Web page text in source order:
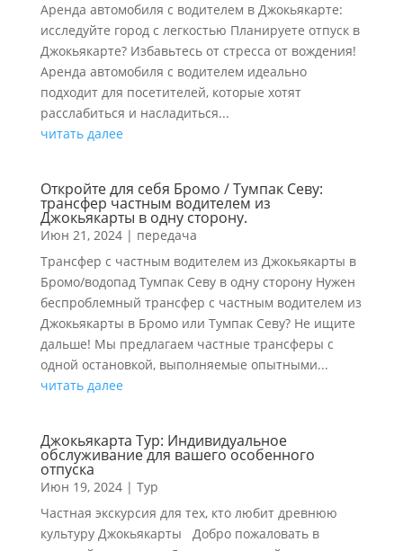
Аренда автомобиля с водителем в Джокьякарте:
исследуйте город с легкостью Планируете отпуск в
Джокьякарте? Избавьтесь от стресса от вождения!
Аренда автомобиля с водителем идеально
подходит для посетителей, которые хотят
расслабиться и насладиться...
читать далее
Откройте для себя Бромо / Тумпак Севу:
трансфер частным водителем из
Джокьякарты в одну сторону.
Июн 21, 2024| передача
Трансфер с частным водителем из Джокьякарты в
Бромо/водопад Тумпак Севу в одну сторону Нужен
беспроблемный трансфер с частным водителем из
Джокьякарты в Бромо или Тумпак Севу? Не ищите
дальше! Мы предлагаем частные трансферы с
одной остановкой, выполняемые опытными...
читать далее
Джокьякарта Тур: Индивидуальное
обслуживание для вашего особенного
отпуска
Июн 19, 2024| Тур
Частная экскурсия для тех, кто любит древнюю
культуру Джокьякарты Добро пожаловать в